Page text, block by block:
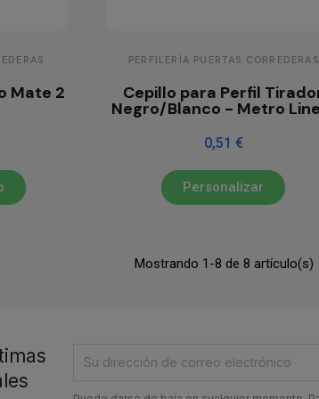
Mate 2
PERFILERÍA PUERTAS CORREDERAS
Cepillo para Perfil
Negro/Blanco - Metro
0,51 €
Personalizar
Mostrando 1-8 de 8 artículo(s)